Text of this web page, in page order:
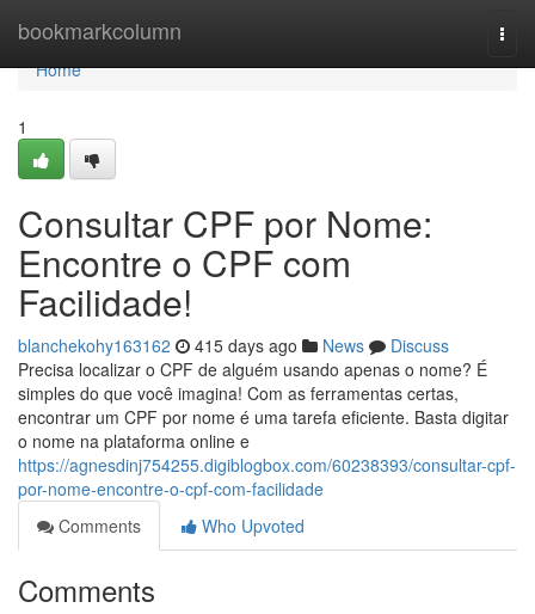
bookmarkcolumn
Home
Home
1
Consultar CPF por Nome:
Encontre o CPF com
Facilidade!
blanchekohy163162 415 days ago News
Discuss
Precisa localizar o CPF de alguém usando apenas o nome? É
simples do que você imagina! Com as ferramentas certas,
encontrar um CPF por nome é uma tarefa eficiente. Basta digitar
o nome na plataforma online e
https://agnesdinj754255.digiblogbox.com/60238393/consultar-cpf-
por-nome-encontre-o-cpf-com-facilidade
Comments
Who Upvoted
Comments